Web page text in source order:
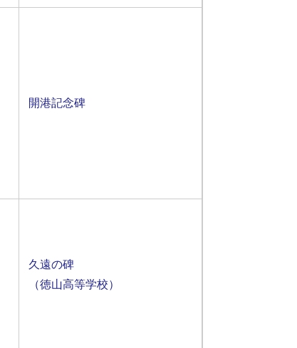
開港記念碑​
久遠の碑​
（徳山高等学校）